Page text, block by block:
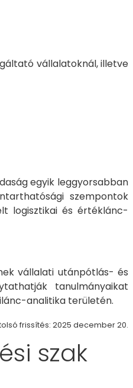
vállalatoknál, illetve
egyik leggyorsabban
szempontok
logisztikai és értéklánc-
vállalati utánpótlás- és
tanulmányaikat
analitika területén.
frissítés: 2025 december 20.
szak